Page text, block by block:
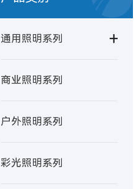
通用照明系列
商业照明系列
户外照明系列
彩光照明系列